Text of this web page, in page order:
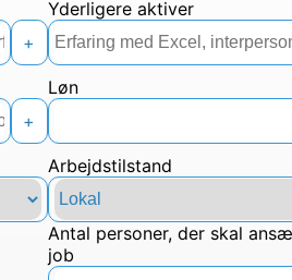
+
Yderligere aktiver
+
Løn
Arbejdstilstand
Antal personer, der skal ansættes til dette
job